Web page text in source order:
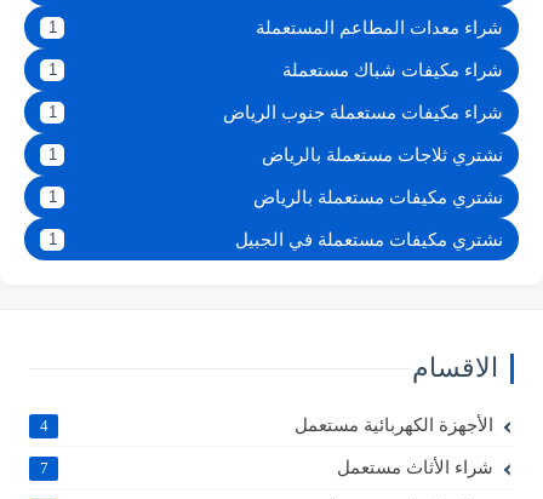
شراء معدات المطاعم المستعملة
شراء مكيفات شباك مستعملة
شراء مكيفات مستعملة جنوب الرياض
نشتري ثلاجات مستعملة بالرياض
نشتري مكيفات مستعملة بالرياض
نشتري مكيفات مستعملة في الجبيل
الاقسام
الأجهزة الكهربائية مستعمل
شراء الأثاث مستعمل